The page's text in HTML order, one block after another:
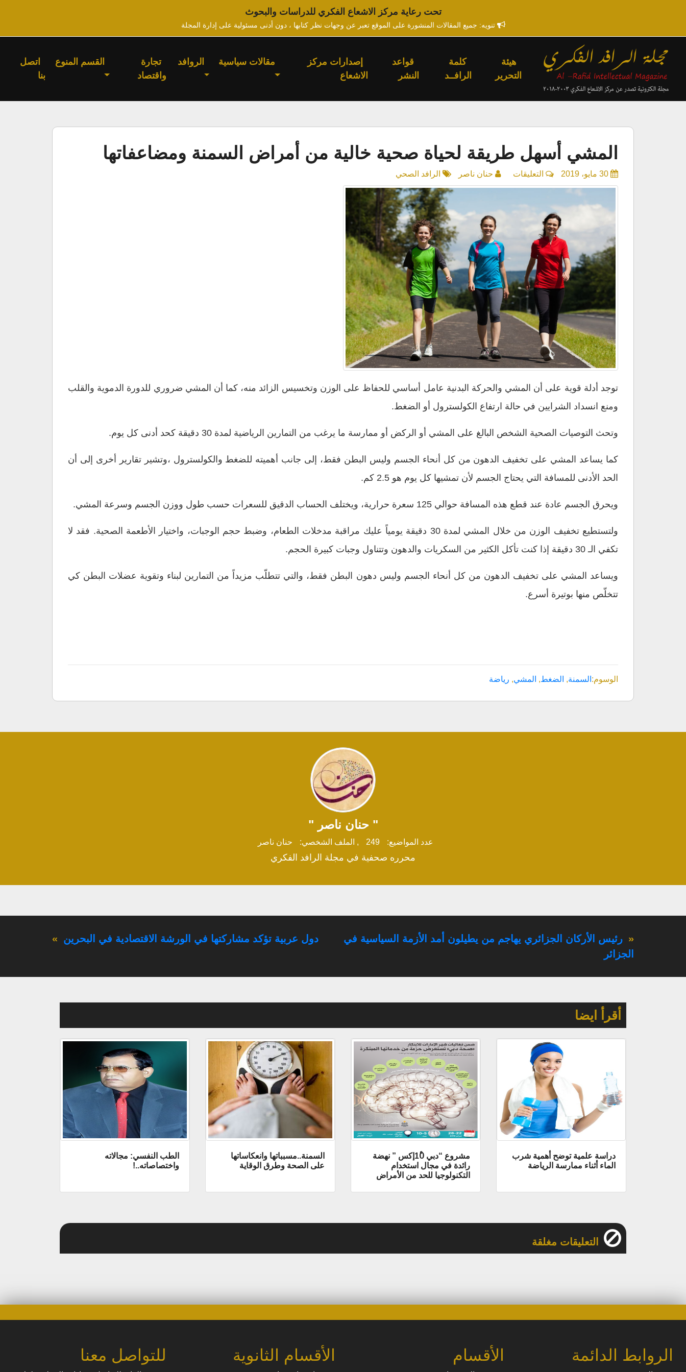
تحت رعاية مركز الاشعاع الفكري للدراسات والبحوث
تنويه: جميع المقالات المنشورة على الموقع تعبر عن وجهات نظر كتابها ، دون أدنى مسئولية على إدارة المجلة
هيئة
التحرير
كلمة
الرافــد
قواعد
النشر
إصدارات مركز
الاشعاع
مقالات سياسية الروافد
تجارة
واقتصاد
القسم المنوع
اتصل
بنا
المشي أسهل طريقة لحياة صحية خالية من أمراض السمنة ومضاعفاتها
التعليقات
على
المشي
طريقة
لحياة
صحية
خالية
من
أمراض
السمنة
ومضاعفاتها
مغلقة
حنان ناصر الرافد الصحي
توجد أدلة قوية على أن المشي والحركة البدنية عامل أساسي للحفاظ على الوزن وتخسيس الزائد منه، كما أن المشي ضروري للدورة الدموية والقلب
ومنع انسداد الشرايين في حالة ارتفاع الكولسترول أو الضغط.
وتحث التوصيات الصحية الشخص البالغ على المشي أو الركض أو ممارسة ما يرغب من التمارين الرياضية لمدة 30 دقيقة كحد أدنى كل يوم.
كما يساعد المشي على تخفيف الدهون من كل أنحاء الجسم وليس البطن فقط، إلى جانب أهميته للضغط والكولسترول ،وتشير تقارير أخرى إلى أن
الحد الأدنى للمسافة التي يحتاج الجسم لأن تمشيها كل يوم هو 2.5 كم.
ويحرق الجسم عادة عند قطع هذه المسافة حوالي 125 سعرة حرارية، ويختلف الحساب الدقيق للسعرات حسب طول ووزن الجسم وسرعة المشي.
ولتستطيع تخفيف الوزن من خلال المشي لمدة 30 دقيقة يومياً عليك مراقبة مدخلات الطعام، وضبط حجم الوجبات، واختيار الأطعمة الصحية. فقد لا
تكفي الـ 30 دقيقة إذا كنت تأكل الكثير من السكريات والدهون وتتناول وجبات كبيرة الحجم.
ويساعد المشي على تخفيف الدهون من كل أنحاء الجسم وليس دهون البطن فقط، والتي تتطلّب مزيداً من التمارين لبناء وتقوية عضلات البطن كي
تتخلّص منها بوتيرة أسرع.
الوسوم: السمنة, الضغط, المشي, رياضة
" حنان ناصر "
عدد المواضيع: 249
, الملف الشخصي: حنان ناصر
محرره صحفية في مجلة الرافد الفكري
« رئيس الأركان الجزائري يهاجم من يطيلون أمد الأزمة السياسية في
الجزائر
دول عربية تؤكد مشاركتها في الورشة الاقتصادية في البحرين »
أقرأ ايضا
دراسة علمية توضح أهمية شرب
الماء أثناء ممارسة الرياضة
مشروع “دبي 10ْإكس ” نهضة
رائدة في مجال استخدام
التكنولوجيا للحد من الأمراض
السمنة..مسبباتها وانعكاساتها
على الصحة وطرق الوقاية
الطب النفسي: مجالاته
واختصاصاته..!
التعليقات مغلقة
الروابط الدائمة الأقسام الأقسام الثانوية للتواصل معنا